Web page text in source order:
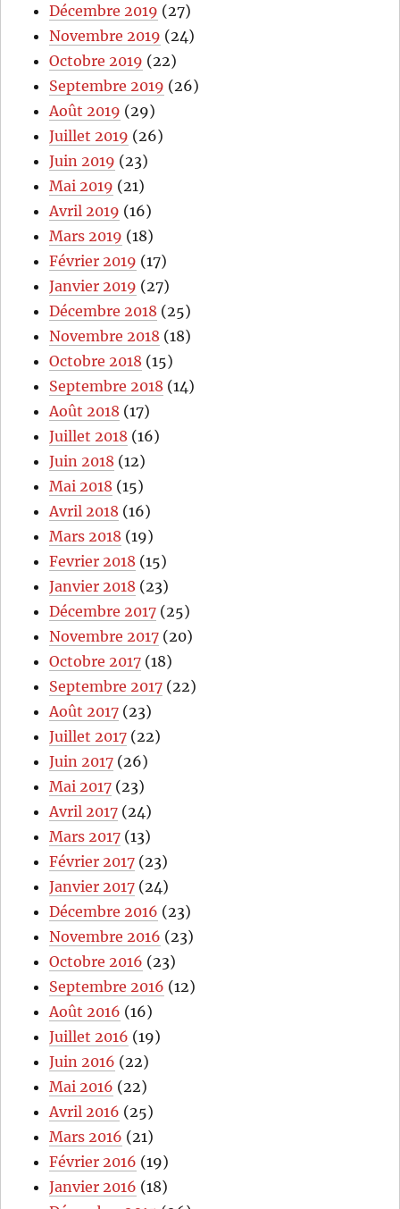
Décembre 2019 (27)
Novembre 2019 (24)
Octobre 2019 (22)
Septembre 2019 (26)
Août 2019 (29)
Juillet 2019 (26)
Juin 2019 (23)
Mai 2019 (21)
Avril 2019 (16)
Mars 2019 (18)
Février 2019 (17)
Janvier 2019 (27)
Décembre 2018 (25)
Novembre 2018 (18)
Octobre 2018 (15)
Septembre 2018 (14)
Août 2018 (17)
Juillet 2018 (16)
Juin 2018 (12)
Mai 2018 (15)
Avril 2018 (16)
Mars 2018 (19)
Fevrier 2018 (15)
Janvier 2018 (23)
Décembre 2017 (25)
Novembre 2017 (20)
Octobre 2017 (18)
Septembre 2017 (22)
Août 2017 (23)
Juillet 2017 (22)
Juin 2017 (26)
Mai 2017 (23)
Avril 2017 (24)
Mars 2017 (13)
Février 2017 (23)
Janvier 2017 (24)
Décembre 2016 (23)
Novembre 2016 (23)
Octobre 2016 (23)
Septembre 2016 (12)
Août 2016 (16)
Juillet 2016 (19)
Juin 2016 (22)
Mai 2016 (22)
Avril 2016 (25)
Mars 2016 (21)
Février 2016 (19)
Janvier 2016 (18)